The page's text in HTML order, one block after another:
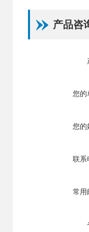
产品咨
您的
您的
联系
常用